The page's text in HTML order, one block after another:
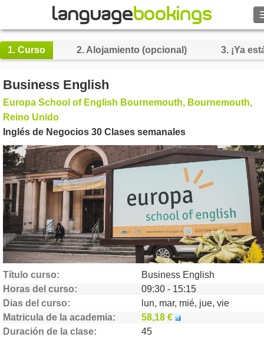
EXPLORAR
Identifícate
Ayuda
Moneda
Idioma
1. Curso 2.Alojamiento (opcional) 3. ¡Ya
Business English
Europa School of English Bournemouth, Bournemouth,
Reino Unido
Inglés de Negocios 30 Clases semanales
Título curso
Business English
Horas del curso
09:30 - 15:15
Dias del curso
lun, mar, mié, jue, vie
Matricula de la academia
58,18 €
Duración de la clase
45